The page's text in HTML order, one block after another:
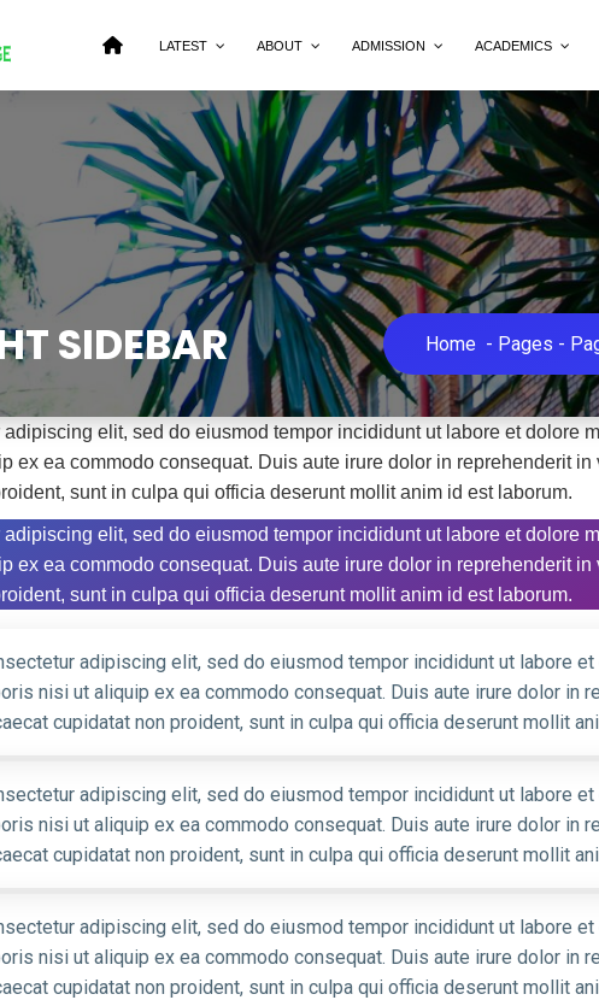
LATEST ABOUT ADMISSION ACADEMICS
SIDEBAR Home - Pages -
elit, sed do eiusmod tempor incididunt ut labore et dolore
ex ea commodo consequat. Duis aute irure dolor in reprehenderit
sunt in culpa qui officia deserunt mollit anim id est laborum.
elit, sed do eiusmod tempor incididunt ut labore et dolore
ex ea commodo consequat. Duis aute irure dolor in reprehenderit
sunt in culpa qui officia deserunt mollit anim id est laborum.
adipiscing elit, sed do eiusmod tempor incididunt ut labore et
nisi ut aliquip ex ea commodo consequat. Duis aute irure dolor
cupidatat non proident, sunt in culpa qui officia deserunt mollit
adipiscing elit, sed do eiusmod tempor incididunt ut labore et
nisi ut aliquip ex ea commodo consequat. Duis aute irure dolor
cupidatat non proident, sunt in culpa qui officia deserunt mollit
adipiscing elit, sed do eiusmod tempor incididunt ut labore et
nisi ut aliquip ex ea commodo consequat. Duis aute irure dolor
cupidatat non proident, sunt in culpa qui officia deserunt mollit